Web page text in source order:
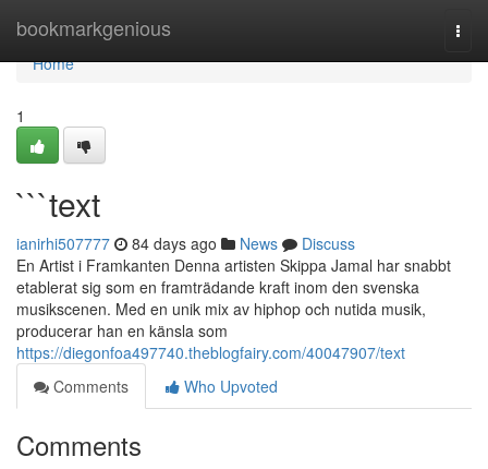
bookmarkgenious
Home
Home
1
```text
ianirhi507777 84 days ago News
Discuss
En Artist i Framkanten Denna artisten Skippa Jamal har snabbt
etablerat sig som en framträdande kraft inom den svenska
musikscenen. Med en unik mix av hiphop och nutida musik,
producerar han en känsla som
https://diegonfoa497740.theblogfairy.com/40047907/text
Comments
Who Upvoted
Comments